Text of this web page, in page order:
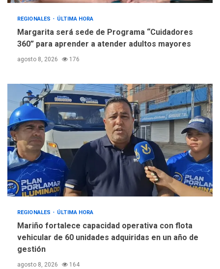
REGIONALES ÚLTIMA HORA
Margarita será sede de Programa “Cuidadores
360” para aprender a atender adultos mayores
agosto 8, 2026 176
REGIONALES ÚLTIMA HORA
Mariño fortalece capacidad operativa con flota
vehicular de 60 unidades adquiridas en un año de
gestión
agosto 8, 2026 164